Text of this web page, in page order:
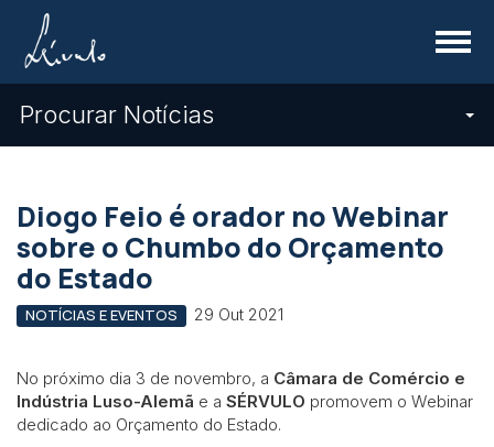
Menu
Procurar Notícias
Diogo Feio é orador no Webinar
sobre o Chumbo do Orçamento
do Estado
NOTÍCIAS E EVENTOS 29 Out 2021
No próximo dia 3 de novembro, a Câmara de Comércio e
Indústria Luso-Alemã e a SÉRVULO promovem o Webinar
dedicado ao Orçamento do Estado.